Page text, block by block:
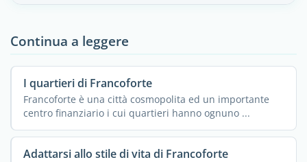
Continua a leggere
I quartieri di Francoforte
Francoforte è una città cosmopolita ed un importante
centro finanziario i cui quartieri hanno ognuno ...
Adattarsi allo stile di vita di Francoforte